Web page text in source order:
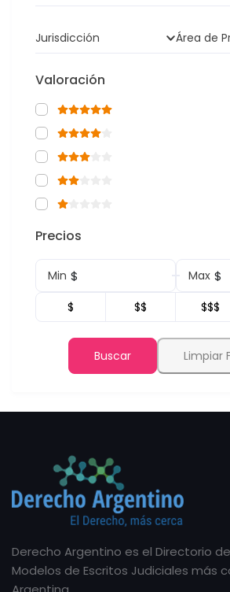
Jurisdicción Área de
Valoración
Precios
Min $ Max $
$ $$ $$$
Buscar Limpiar
Derecho Argentino es el Directorio
Modelos de Escritos Judiciales más